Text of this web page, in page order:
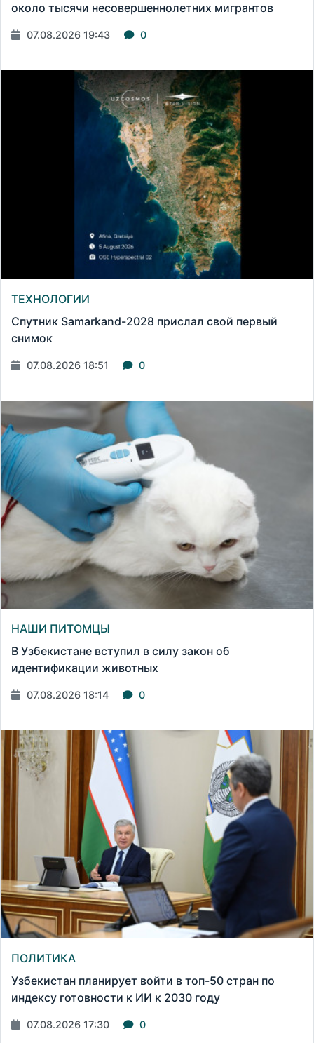
около тысячи несовершеннолетних мигрантов
07.08.2026 19:43 0
ТЕХНОЛОГИИ
Спутник Samarkand-2028 прислал свой первый
снимок
07.08.2026 18:51 0
НАШИ ПИТОМЦЫ
В Узбекистане вступил в силу закон об
идентификации животных
07.08.2026 18:14 0
ПОЛИТИКА
Узбекистан планирует войти в топ-50 стран по
индексу готовности к ИИ к 2030 году
07.08.2026 17:30 0